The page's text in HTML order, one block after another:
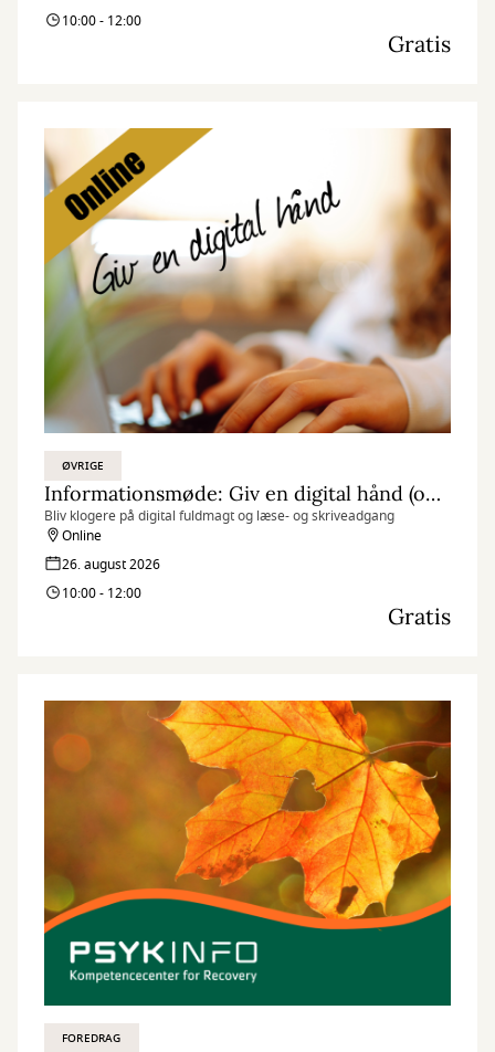
10:00 - 12:00
Gratis
ØVRIGE
Informationsmøde: Giv en digital hånd (online)
Bliv klogere på digital fuldmagt og læse- og skriveadgang
Online
26. august 2026
10:00 - 12:00
Gratis
FOREDRAG